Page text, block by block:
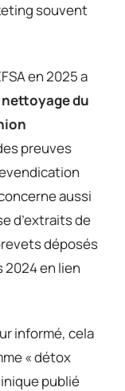
souvent
en 2025 a
du
preuves
aussi
d’extraits de
déposés
2024 en lien
informé, cela
« détox
publié